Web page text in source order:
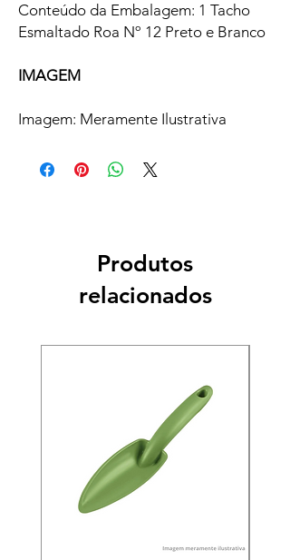
Conteúdo da Embalagem: 1 Tacho
Esmaltado Roa Nº 12 Preto e Branco
IMAGEM
Imagem: Meramente Ilustrativa
Produtos
relacionados